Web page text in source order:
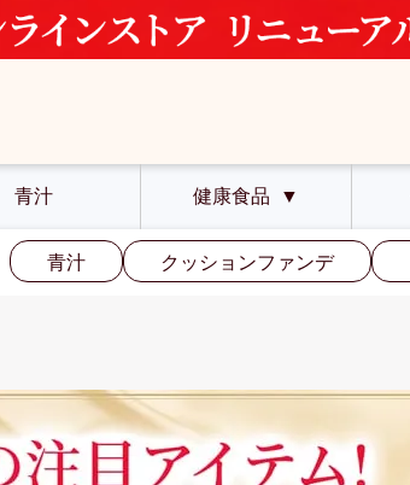
青汁 健康食品 ▼
青汁 クッションファンデ